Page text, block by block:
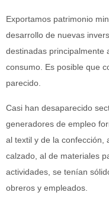
Exportamos patrimonio
desarrollo de nuevas
destinadas principalmente
consumo. Es posible que
parecido.
Casi han desaparecido
generadores de empleo
al textil y de la confección,
calzado, al de materiales
actividades, se tenían
obreros y empleados.